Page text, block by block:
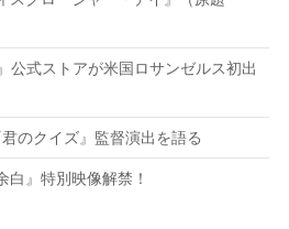
公式ストアが米国ロサンゼルス初出
のクイズ』監督演出を語る
白』特別映像解禁！